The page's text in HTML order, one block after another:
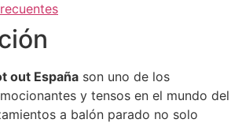
out España son uno de los
y tensos en el mundo del
a balón parado no solo